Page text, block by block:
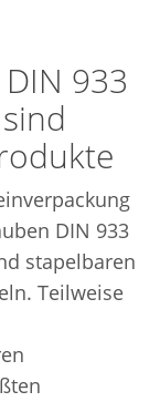
933
DIN 933
stapelbaren
Teilweise